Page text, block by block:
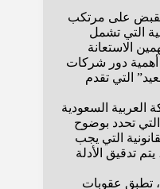
على مرتكب
التي تشمل
الاستعانة
أهمية دور شركات
التي تقدم
العربية السعودية
تحدد بوضوح
التي يجب
تدقيق الأدلة
تطبق عقوبات